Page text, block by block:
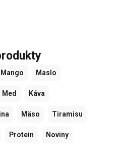
Mango Maslo
Med Káva
Mäso Tiramisu
Protein Noviny